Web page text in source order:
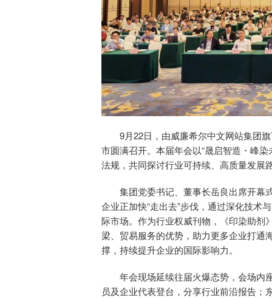
9月22日，由威廉希尔中文网站集团
市圆满召开。本届年会以“晟启智造・峰
法规，共同探讨行业可持续、高质量发展
集团党委书记、董事长岳良出席开幕
企业正加快“走出去”步伐，通过深化技术
际市场。作为行业权威刊物，《印染助剂
梁、贸易服务的优势，助力更多企业打通
撑，持续提升企业的国际影响力。
年会现场延续往届火爆态势，会场内
员及企业代表登台，分享行业前沿报告